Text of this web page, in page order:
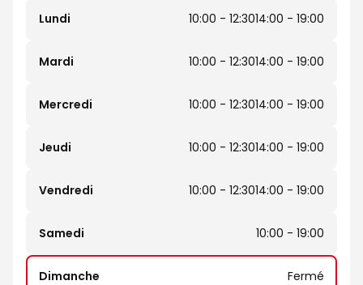
Lundi 10:00 - 12:3014:00 - 19:00
Mardi 10:00 - 12:3014:00 - 19:00
Mercredi 10:00 - 12:3014:00 - 19:00
Jeudi 10:00 - 12:3014:00 - 19:00
Vendredi 10:00 - 12:3014:00 - 19:00
Samedi 10:00 - 19:00
Dimanche Fermé